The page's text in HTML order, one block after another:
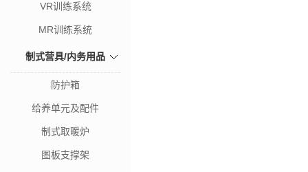
VR训练系统
MR训练系统
制式营具/内务用品
防护箱
给养单元及配件
制式取暖炉
图板支撑架